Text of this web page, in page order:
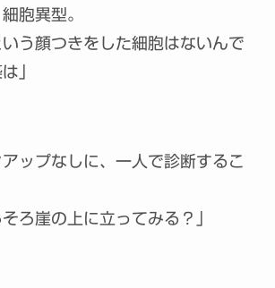
胞異型。
いう顔つきをした細胞はないんで
」
アップなしに、一人で診断するこ
そろ崖の上に立ってみる？」